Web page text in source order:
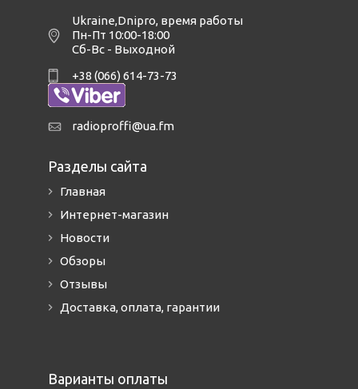
Ukraine,Dnipro, время работы
Пн-Пт 10:00-18:00
Сб-Вс - Выходной
+38 (066) 614-73-73
radioproffi@ua.fm
Разделы сайта
Главная
Интернет-магазин
Новости
Обзоры
Отзывы
Доставка, оплата, гарантии
Варианты оплаты